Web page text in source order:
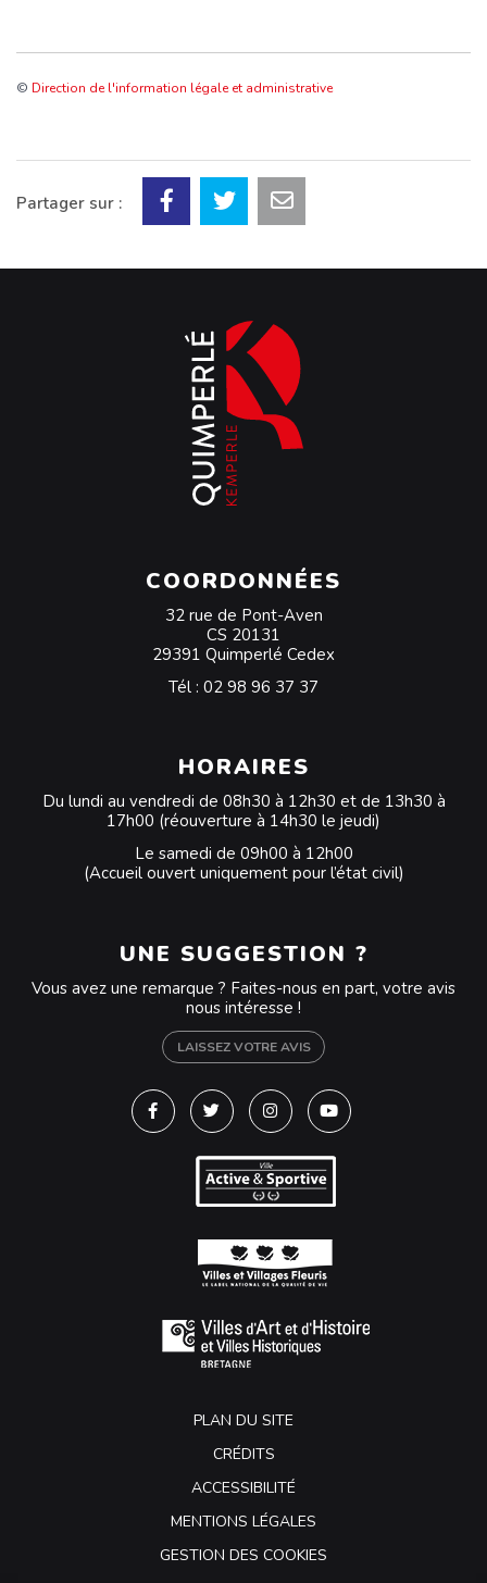
© Direction de l'information légale et administrative
Partager sur :
COORDONNÉES
32 rue de Pont-Aven
CS 20131
29391 Quimperlé Cedex
Tél : 02 98 96 37 37
HORAIRES
Du lundi au vendredi de 08h30 à 12h30 et de 13h30 à
17h00 (réouverture à 14h30 le jeudi)
Le samedi de 09h00 à 12h00
(Accueil ouvert uniquement pour l’état civil)
UNE SUGGESTION ?
Vous avez une remarque ? Faites-nous en part, votre avis
nous intéresse !
LAISSEZ VOTRE AVIS
Lien vers le compte Facebook
Lien vers le compte Twitter
Lien vers le compte
Lien vers la chaîne
PLAN DU SITE
CRÉDITS
ACCESSIBILITÉ
MENTIONS LÉGALES
GESTION DES COOKIES